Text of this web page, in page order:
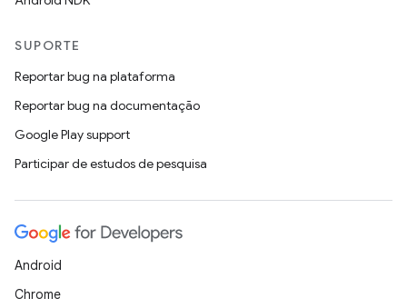
SUPORTE
Reportar bug na plataforma
Reportar bug na documentação
Google Play support
Participar de estudos de pesquisa
Android
Chrome